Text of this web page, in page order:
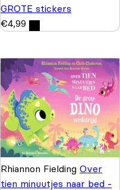
GROTE stickers
€4,99
Rhiannon Fielding Over
tien minuutjes naar bed -